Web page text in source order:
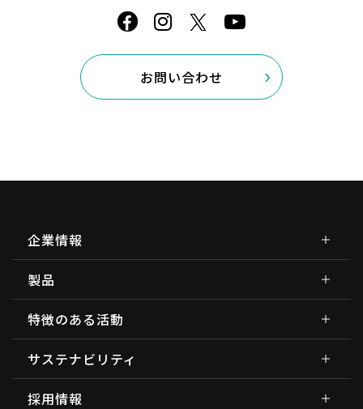
お問い合わせ
企業情報
製品
特徴のある活動
サステナビリティ
採用情報